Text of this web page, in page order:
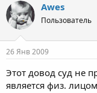
Awes
Пользователь
26 Янв 2009
Этот довод суд не
является физ.